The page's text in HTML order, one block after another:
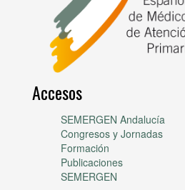
Accesos
SEMERGEN Andalucía
Congresos y Jornadas
Formación
Publicaciones
SEMERGEN